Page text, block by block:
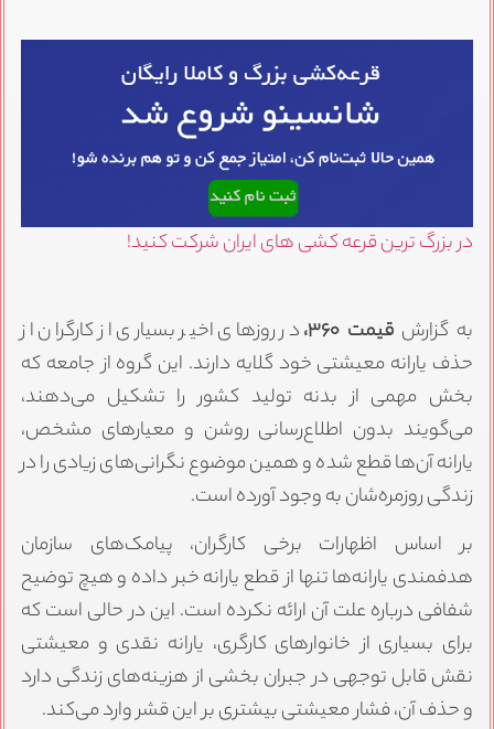
در بزرگ ترین قرعه کشی های ایران شرکت کنید!
به گزارش قیمت ۳۶۰،
در روزهای اخیر بسیاری از کارگران از
حذف یارانه معیشتی خود گلایه دارند. این گروه از جامعه که
بخش مهمی از بدنه تولید کشور را تشکیل می‌دهند،
می‌گویند بدون اطلاع‌رسانی روشن و معیارهای مشخص،
یارانه آن‌ها قطع شده و همین موضوع نگرانی‌های زیادی را در
زندگی روزمره‌شان به وجود آورده است.
بر اساس اظهارات برخی کارگران، پیامک‌های سازمان
هدفمندی یارانه‌ها تنها از قطع یارانه خبر داده و هیچ توضیح
شفافی درباره علت آن ارائه نکرده است. این در حالی است که
برای بسیاری از خانوارهای کارگری، یارانه نقدی و معیشتی
نقش قابل توجهی در جبران بخشی از هزینه‌های زندگی دارد
و حذف آن، فشار معیشتی بیشتری بر این قشر وارد می‌کند.